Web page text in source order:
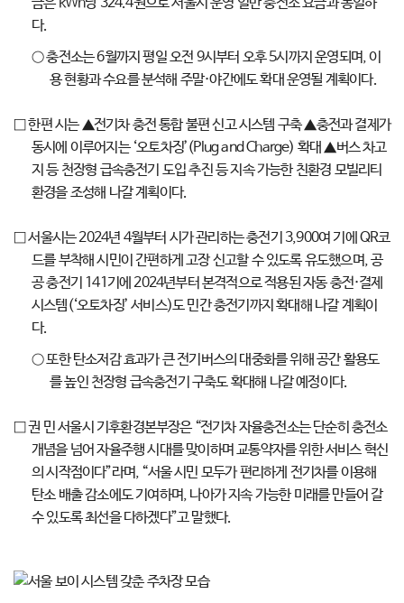
다.
○ 충전소는 6월까지 평일 오전 9시부터 오후 5시까지 운영되며, 이
용 현황과 수요를 분석해 주말·야간에도 확대 운영될 계획이다.
□ 한편 시는 ▲전기차 충전 통합 불편 신고 시스템 구축 ▲충전과 결제가
동시에 이루어지는 ‘오토차징’(Plug and Charge) 확대 ▲버스 차고
지 등 천장형 급속충전기 도입 추진 등 지속 가능한 친환경 모빌리티
환경을 조성해 나갈 계획이다.
□ 서울시는 2024년 4월부터 시가 관리하는 충전기 3,900여 기에 QR코
드를 부착해 시민이 간편하게 고장 신고할 수 있도록 유도했으며, 공
공 충전기 141기에 2024년부터 본격적으로 적용된 자동 충전·결제
시스템(‘오토차징’ 서비스)도 민간 충전기까지 확대해 나갈 계획이
다.
○ 또한 탄소저감 효과가 큰 전기버스의 대중화를 위해 공간 활용도
를 높인 천장형 급속충전기 구축도 확대해 나갈 예정이다.
□ 권 민 서울시 기후환경본부장은 “전기차 자율충전소는 단순히 충전소
개념을 넘어 자율주행 시대를 맞이하며 교통약자를 위한 서비스 혁신
의 시작점이다”라며, “서울 시민 모두가 편리하게 전기차를 이용해
탄소 배출 감소에도 기여하며, 나아가 지속 가능한 미래를 만들어 갈
수 있도록 최선을 다하겠다”고 말했다.